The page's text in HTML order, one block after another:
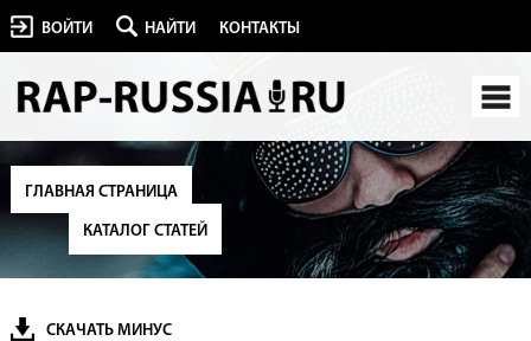
ВОЙТИ НАЙТИ КОНТАКТЫ
ГЛАВНАЯ СТРАНИЦА
КАТАЛОГ СТАТЕЙ
СКАЧАТЬ МИНУС